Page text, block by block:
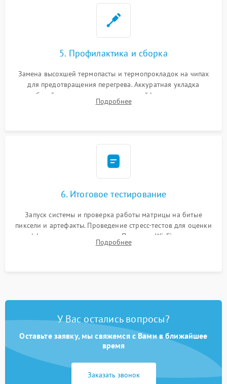
5. Профилактика и сборка
Замена высохшей термопасты и термопрокладок на чипах
для предотвращения перегрева. Аккуратная укладка
кабелей, подключение хрупких шлейфов матрицы и
надежная фиксация всех элементов внутри корпуса
Подробнее
6. Итоговое тестирование
Запуск системы и проверка работы матрицы на битые
пиксели и артефакты. Проведение стресс-тестов для оценки
эффективности охлаждения. Проверка Wi-Fi, камеры,
микрофона и всех портов перед выдачей устройства.
Подробнее
У Вас остались вопросы?
Оставьте заявку, мы свяжемся с Вами в ближайшее
время
Заказать звонок